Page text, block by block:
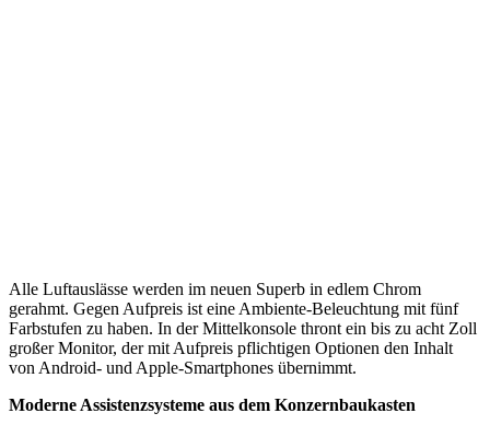
Alle Luftauslässe werden im neuen Superb in edlem Chrom
gerahmt. Gegen Aufpreis ist eine Ambiente-Beleuchtung mit fünf
Farbstufen zu haben. In der Mittelkonsole thront ein bis zu acht Zoll
großer Monitor, der mit Aufpreis pflichtigen Optionen den Inhalt
von Android- und Apple-Smartphones übernimmt.
Moderne Assistenzsysteme aus dem Konzernbaukasten